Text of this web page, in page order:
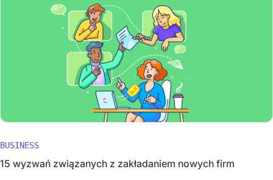
BUSINESS
15 wyzwań związanych z zakładaniem nowych firm